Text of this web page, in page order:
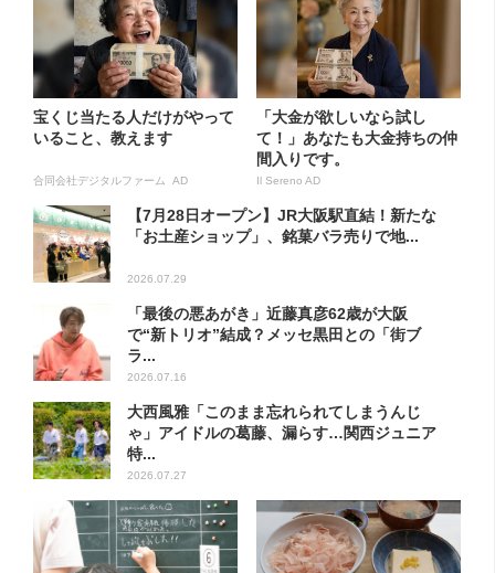
宝くじ当たる人だけがやって
いること、教えます
合同会社デジタルファーム AD
「大金が欲しいなら試し
て！」あなたも大金持ちの仲
間入りです。
Il Sereno AD
【7月28日オープン】JR大阪駅直結！新たな
「お土産ショップ」、銘菓バラ売りで地...
2026.07.29
「最後の悪あがき」近藤真彦62歳が大阪
で“新トリオ”結成？メッセ黒田との「街ブ
ラ...
2026.07.16
大西風雅「このまま忘れられてしまうんじ
ゃ」アイドルの葛藤、漏らす…関西ジュニア
特...
2026.07.27